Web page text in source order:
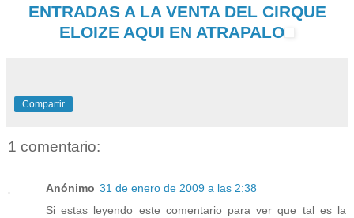
ENTRADAS A LA VENTA DEL CIRQUE
ELOIZE AQUI EN ATRAPALO
Compartir
1 comentario:
Anónimo 31 de enero de 2009 a las 2:38
Si estas leyendo este comentario para ver que tal es la